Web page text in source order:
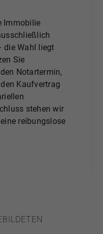
Immobilie
die Wahl liegt
Sie
Notartermin,
Kaufvertrag
stehen wir
reibungslose